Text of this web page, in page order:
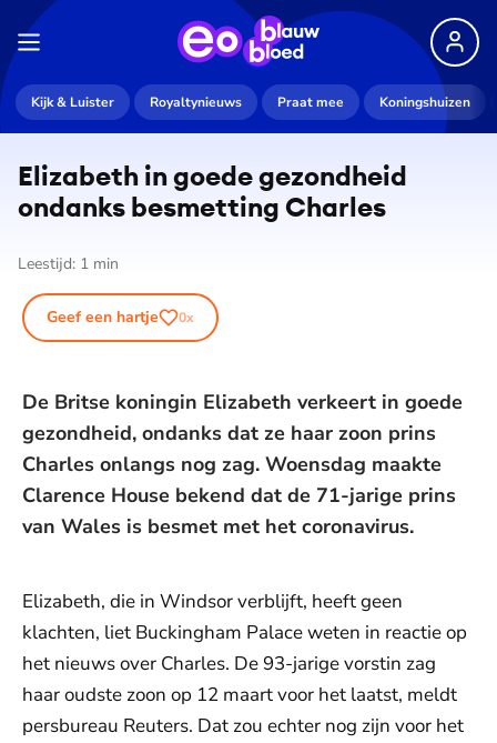
Kijk & Luister Royaltynieuws Praat mee Koningshuizen
Elizabeth in goede gezondheid
ondanks besmetting Charles
Leestijd: 1 min
Geef een hartje 0x
De Britse koningin Elizabeth verkeert in goede
gezondheid, ondanks dat ze haar zoon prins
Charles onlangs nog zag. Woensdag maakte
Clarence House bekend dat de 71-jarige prins
van Wales is besmet met het coronavirus.
Elizabeth, die in Windsor verblijft, heeft geen
klachten, liet Buckingham Palace weten in reactie op
het nieuws over Charles. De 93-jarige vorstin zag
haar oudste zoon op 12 maart voor het laatst, meldt
persbureau Reuters. Dat zou echter nog zijn voor het